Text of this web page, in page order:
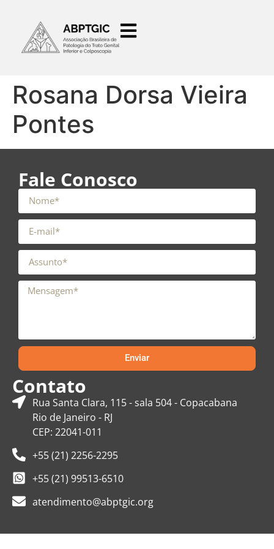
Rosana Dorsa Vieira
Pontes
Fale Conosco
Enviar
Contato
Rua Santa Clara, 115 - sala 504 - Copacabana
Rio de Janeiro - RJ
CEP: 22041-011
+55 (21) 2256-2295
+55 (21) 99513-6510
atendimento@abptgic.org